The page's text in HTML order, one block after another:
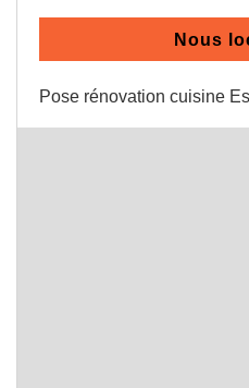
Nous
Pose rénovation cuisine